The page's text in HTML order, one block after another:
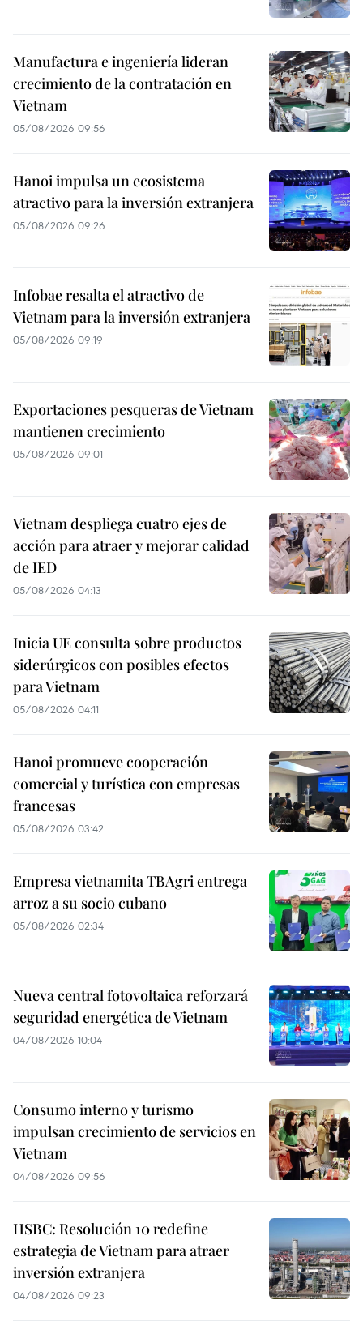
Manufactura e ingeniería lideran
crecimiento de la contratación en
Vietnam
05/08/2026 09:56
Hanoi impulsa un ecosistema
atractivo para la inversión extranjera
05/08/2026 09:26
Infobae resalta el atractivo de
Vietnam para la inversión extranjera
05/08/2026 09:19
Exportaciones pesqueras de Vietnam
mantienen crecimiento
05/08/2026 09:01
Vietnam despliega cuatro ejes de
acción para atraer y mejorar calidad
de IED
05/08/2026 04:13
Inicia UE consulta sobre productos
siderúrgicos con posibles efectos
para Vietnam
05/08/2026 04:11
Hanoi promueve cooperación
comercial y turística con empresas
francesas
05/08/2026 03:42
Empresa vietnamita TBAgri entrega
arroz a su socio cubano
05/08/2026 02:34
Nueva central fotovoltaica reforzará
seguridad energética de Vietnam
04/08/2026 10:04
Consumo interno y turismo
impulsan crecimiento de servicios en
Vietnam
04/08/2026 09:56
HSBC: Resolución 10 redefine
estrategia de Vietnam para atraer
inversión extranjera
04/08/2026 09:23